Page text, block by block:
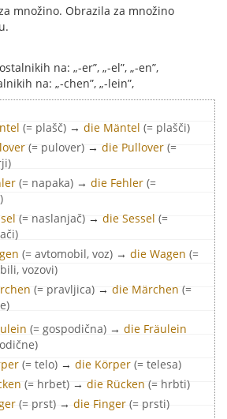
množino. Obrazila za množino
na: „-er”, „-el”, „-en”,
na: „-chen”, „-lein”,
(= plašč) → die Mäntel (= plašči)
(= pulover) → die Pullover (=
(= napaka) → die Fehler (=
(= naslanjač) → die Sessel (=
(= avtomobil, voz) → die Wagen (=
vozovi)
(= pravljica) → die Märchen (=
(= gospodična) → die Fräulein
(= telo) → die Körper (= telesa)
(= hrbet) → die Rücken (= hrbti)
(= prst) → die Finger (= prsti)